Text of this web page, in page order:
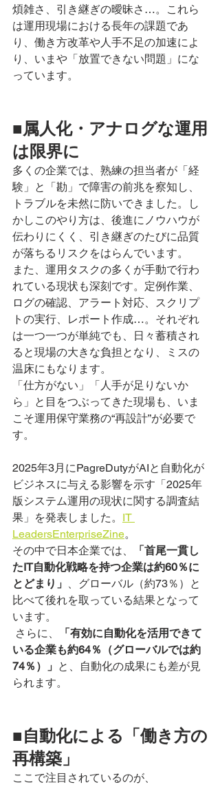
煩雑さ、引き継ぎの曖昧さ…。これら
は運用現場における長年の課題であ
り、働き方改革や人手不足の加速によ
り、いまや「放置できない問題」にな
っています。
■属人化・アナログな運用
は限界に
多くの企業では、熟練の担当者が「経
験」と「勘」で障害の前兆を察知し、
トラブルを未然に防いできました。し
かしこのやり方は、後進にノウハウが
伝わりにくく、引き継ぎのたびに品質
が落ちるリスクをはらんでいます。
また、運用タスクの多くが手動で行わ
れている現状も深刻です。定例作業、
ログの確認、アラート対応、スクリプ
トの実行、レポート作成…。それぞれ
は一つ一つが単純でも、日々蓄積され
ると現場の大きな負担となり、ミスの
温床にもなります。
「仕方がない」「人手が足りないか
ら」と目をつぶってきた現場も、いま
こそ運用保守業務の“再設計”が必要で
す。
2025年3月にPagreDutyがAIと自動化が
ビジネスに与える影響を示す「2025年
版システム運用の現状に関する調査結
果」を発表しました。 IT
LeadersEnterpriseZine。
その中で日本企業では、
「首尾一貫し
たIT自動化戦略を持つ企業は約60％に
とどまり」 、グローバル（約73％）と
比べて後れを取っている結果となって
います。
さらに、
「有効に自動化を活用できて
いる企業も約64％（グローバルでは約
74％）」 と、自動化の成果にも差が見
られます。
■自動化による「働き方の
再構築」
ここで注目されているのが、